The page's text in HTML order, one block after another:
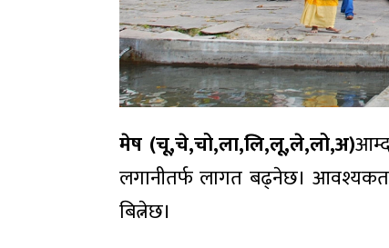
मेष (चू,चे,चो,ला,लि,लू,ले,लो,अ)
लगानीतर्फ लागत बढ्नेछ। आवश्यकता
बित्नेछ।